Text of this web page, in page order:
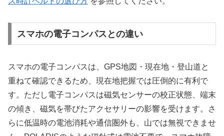
スマホの電子コンパスとの違い
スマホの電子コンパスは、GPS地図・現在地・登山道と
重ねて確認できるため、現在地把握では圧倒的に有利で
す。ただし電子コンパスは磁気センサーの校正状態、端末
の傾き、磁気を帯びたアクセサリーの影響を受けます。さ
らに低温時の電池消耗や通信圏外も、山では無視できませ